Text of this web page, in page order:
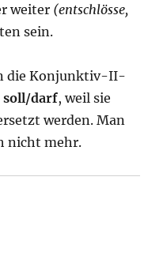
weiter (entschlösse,
sein.
die Konjunktiv-II-
soll/darf, weil sie
werden. Man
nicht mehr.